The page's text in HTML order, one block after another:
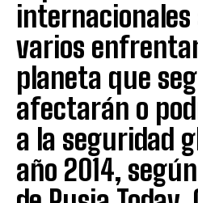
varios
planeta que
afectarán o
a la seguridad
año 2014,